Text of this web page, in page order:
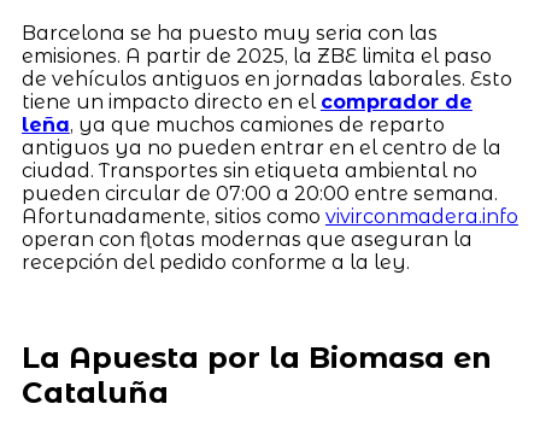
Barcelona se ha puesto muy seria con las
emisiones. A partir de 2025, la ZBE limita el paso
de vehículos antiguos en jornadas laborales. Esto
tiene un impacto directo en el comprador de
leña, ya que muchos camiones de reparto
antiguos ya no pueden entrar en el centro de la
ciudad. Transportes sin etiqueta ambiental no
pueden circular de 07:00 a 20:00 entre semana.
Afortunadamente, sitios como vivirconmadera.info
operan con flotas modernas que aseguran la
recepción del pedido conforme a la ley.
La Apuesta por la Biomasa en
Cataluña